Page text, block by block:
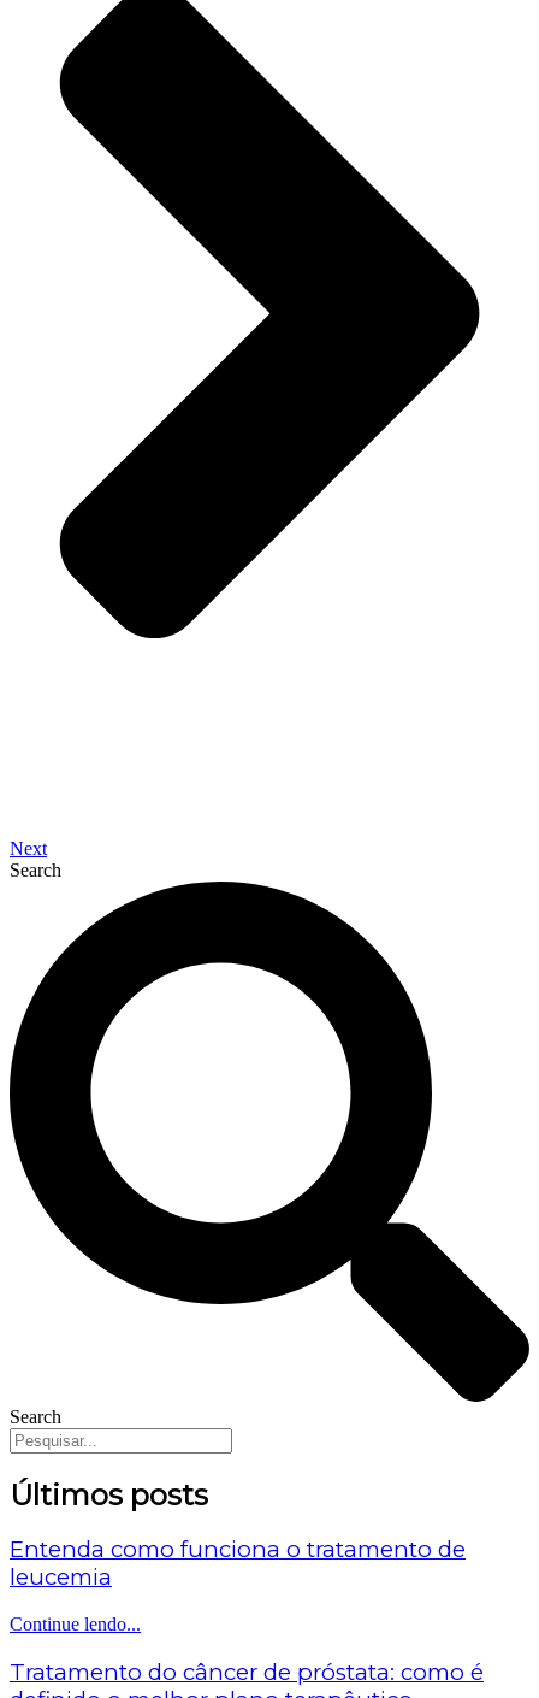
Next
Search
Search
Últimos posts
Entenda como funciona o tratamento de
leucemia
Continue lendo...
Tratamento do câncer de próstata: como é